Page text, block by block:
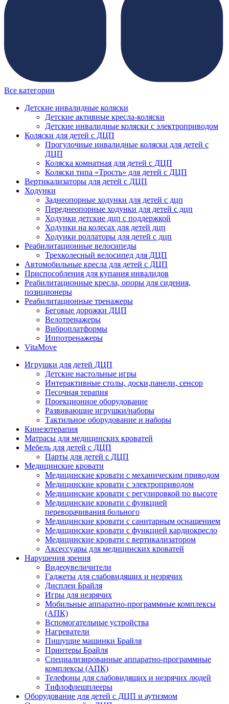
Все категории
Детские инвалидные коляски
Детские активные кресла-коляски
Детские инвалидные коляски с электроприводом
Коляски для детей с ДЦП
Прогулочные инвалидные коляски для детей с
ДЦП
Коляска комнатная для детей с ДЦП
Коляски типа «Трость» для детей с ДЦП
Вертикализаторы для детей с ДЦП
Ходунки
Заднеопорные ходунки для детей с дцп
Переднеопорные ходунки для детей с дцп
Ходунки детские дцп с поддержкой
Ходунки на колесах для детей дцп
Ходунки роллаторы для детей с дцп
Реабилитационные велосипеды
Трехколесный велосипед для ДЦП
Автомобильные кресла для детей с ДЦП
Приспособления для купания инвалидов
Реабилитационные кресла, опоры для сидения,
позиционеры
Реабилитационные тренажеры
Беговые дорожки ДЦП
Велотренажеры
Виброплатформы
Иппотренажеры
VitaMove
Игрушки для детей ДЦП
Детские настольные игры
Интерактивные столы, доски,панели, сенсор
Песочная терапия
Проекционное оборудование
Развивающие игрушки/наборы
Тактильное оборудование и наборы
Кинезотерапия
Матрасы для медицинских кроватей
Мебель для детей с ДЦП
Парты для детей с ДЦП
Медицинские кровати
Медицинские кровати с механическим приводом
Медицинские кровати с электроприводом
Медицинские кровати с регулировкой по высоте
Медицинские кровати с функцией
переворачивания больного
Медицинские кровати с санитарным оснащением
Медицинские кровати с функцией кардиокресло
Медицинские кровати с вертикализатором
Аксессуары для медицинских кроватей
Нарушения зрения
Видеоувеличители
Гаджеты для слабовидящих и незрячих
Дисплеи Брайля
Игры для незрячих
Мобильные аппаратно-программные комплексы
(АПК)
Вспомогательные устройства
Нагреватели
Пишущие машинки Брайля
Принтеры Брайля
Специализированные аппаратно-программные
комплексы (АПК)
Телефоны для слабовидящих и незрячих людей
Тифлофлешплееры
Оборудование для детей с ДЦП и аутизмом